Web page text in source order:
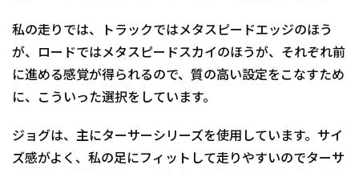
私の走りでは、トラックではメタスピードエッジのほう
が、ロードではメタスピードスカイのほうが、それぞれ前
に進める感覚が得られるので、質の高い設定をこなすため
に、こういった選択をしています。
ジョグは、主にターサーシリーズを使用しています。サイ
ズ感がよく、私の足にフィットして走りやすいのでターサ